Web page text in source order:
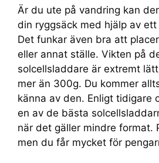
Är du ute på vandring kan
din ryggsäck med hjälp av
Det funkar även bra att
eller annat ställe. Vikten på
solcellsladdare är extremt
mer än 300g. Du kommer
känna av den. Enligt tidigare
en av de bästa
när det gäller mindre format.
men du får mycket för